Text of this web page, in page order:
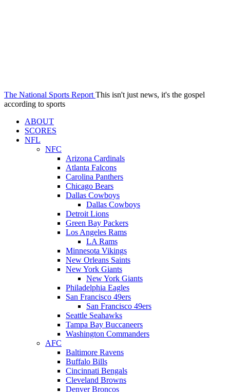
The National Sports Report This isn't just news, it's the gospel
according to sports
ABOUT
SCORES
NFL
NFC
Arizona Cardinals
Atlanta Falcons
Carolina Panthers
Chicago Bears
Dallas Cowboys
Dallas Cowboys
Detroit Lions
Green Bay Packers
Los Angeles Rams
LA Rams
Minnesota Vikings
New Orleans Saints
New York Giants
New York Giants
Philadelphia Eagles
San Francisco 49ers
San Francisco 49ers
Seattle Seahawks
Tampa Bay Buccaneers
Washington Commanders
AFC
Baltimore Ravens
Buffalo Bills
Cincinnati Bengals
Cleveland Browns
Denver Broncos